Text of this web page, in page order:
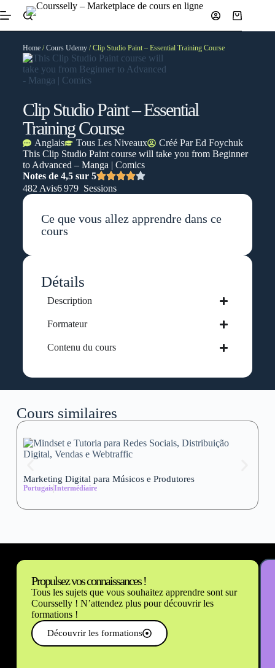
Home/Cours Udemy/ Clip Studio Paint – Essential Training Course
Clip Studio Paint – Essential
Training Course
Anglais Tous Les Niveaux Créé ParEd Foychuk
This Clip Studio Paint course will take you from Beginner
to Advanced – Manga | Comics
Notes de 4,5 sur 5
482 Avis6 979 Sessions
Ce que vous allez apprendre dans ce
cours
Détails
Description
Formateur
Contenu du cours
Cours similaires
Marketing Digital para Músicos e Produtores
PortugaisIntermédiaire
Propulsez vos connaissances !
Tous les sujets que vous souhaitez apprendre sont sur
Coursselly ! N’attendez plus pour découvrir les
formations !
Découvrir les formations